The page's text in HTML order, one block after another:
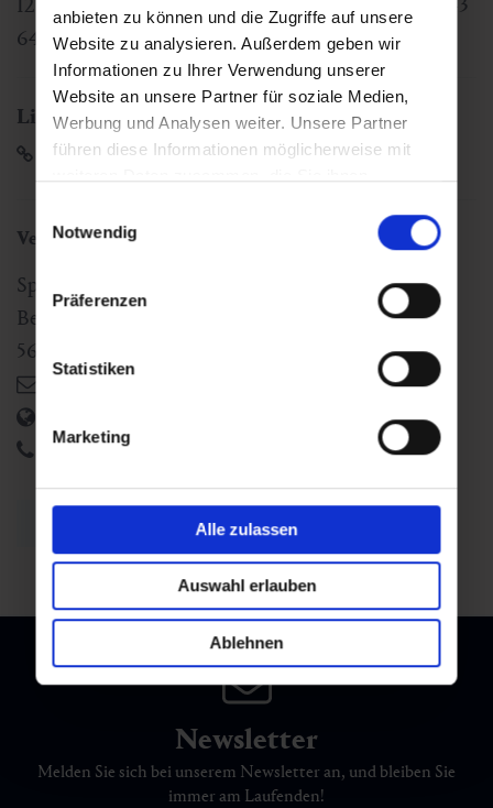
anbieten zu können und die Zugriffe auf unsere
Website zu analysieren. Außerdem geben wir
Informationen zu Ihrer Verwendung unserer
Website an unsere Partner für soziale Medien,
Werbung und Analysen weiter. Unsere Partner
führen diese Informationen möglicherweise mit
Nutzung der Dienste gesammelt haben.
Notwendig
Präferenzen
Statistiken
Marketing
Alle zulassen
Auswahl erlauben
Ablehnen
6432 3393 460
Links
Sport Egger
Veranstaltungsort
Sport Egger
Bergbahnstraße 42
5632
info@sport-egger.com
+43 6433 7633
Zurück zur Übersicht
Newsletter
Melden Sie sich bei unserem Newsletter an, und bleiben Sie
immer am Laufenden!